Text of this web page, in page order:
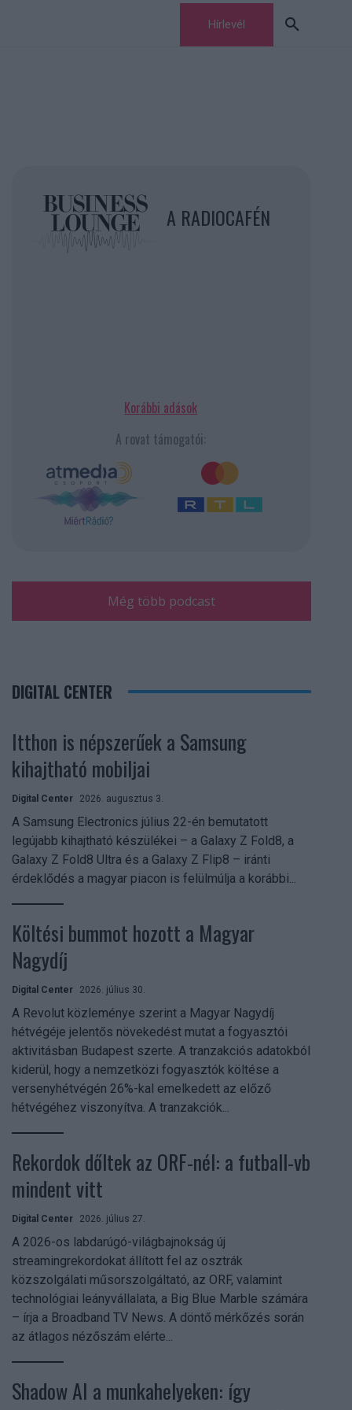
Hírlevél
A RADIOCAFÉN
Korábbi adások
A rovat támogatói:
Még több podcast
DIGITAL CENTER
Itthon is népszerűek a Samsung
kihajtható mobiljai
Digital Center 2026. augusztus 3.
A Samsung Electronics július 22-én bemutatott
legújabb kihajtható készülékei – a Galaxy Z Fold8, a
Galaxy Z Fold8 Ultra és a Galaxy Z Flip8 – iránti
érdeklődés a magyar piacon is felülmúlja a korábbi...
Költési bummot hozott a Magyar
Nagydíj
Digital Center 2026. július 30.
A Revolut közleménye szerint a Magyar Nagydíj
hétvégéje jelentős növekedést mutat a fogyasztói
aktivitásban Budapest szerte. A tranzakciós adatokból
kiderül, hogy a nemzetközi fogyasztók költése a
versenyhétvégén 26%-kal emelkedett az előző
hétvégéhez viszonyítva. A tranzakciók...
Rekordok dőltek az ORF-nél: a futball-vb
mindent vitt
Digital Center 2026. július 27.
A 2026-os labdarúgó-világbajnokság új
streamingrekordokat állított fel az osztrák
közszolgálati műsorszolgáltató, az ORF, valamint
technológiai leányvállalata, a Big Blue Marble számára
– írja a Broadband TV News. A döntő mérkőzés során
az átlagos nézőszám elérte...
Shadow AI a munkahelyeken: így